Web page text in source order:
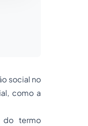
social no
como a
do termo